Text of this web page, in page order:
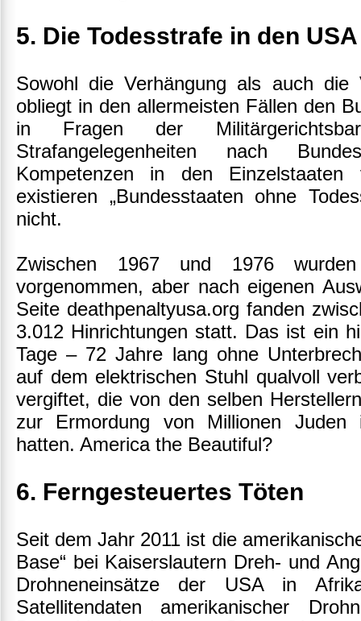
5. Die Todesstrafe in den USA
Sowohl die Verhängung als auch die
obliegt in den allermeisten Fällen den
in Fragen der
Strafangelegenheiten nach
Kompetenzen in den
existieren „Bundesstaaten ohne
nicht.
Zwischen 1967 und 1976
vorgenommen, aber nach eigenen
Seite deathpenaltyusa.org fanden
3.012 Hinrichtungen statt. Das ist ein
Tage – 72 Jahre lang ohne
auf dem elektrischen Stuhl qualvoll
vergiftet, die von den selben
zur Ermordung von Millionen Juden
hatten. America the Beautiful?
6. Ferngesteuertes Töten
Seit dem Jahr 2011 ist die
Base“ bei Kaiserslautern Dreh- und
Drohneneinsätze der USA in
Satellitendaten amerikanischer